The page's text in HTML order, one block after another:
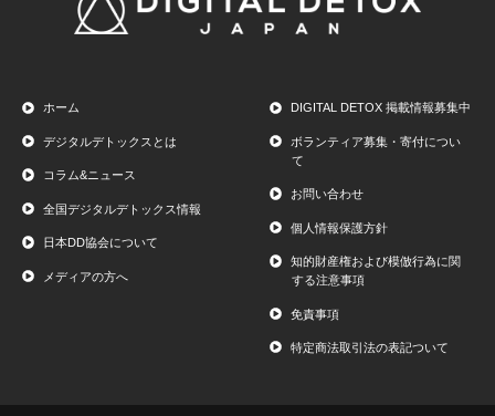
ホーム
デジタルデトックスとは
コラム&ニュース
全国デジタルデトックス情報
日本DD協会について
メディアの方へ
DIGITAL DETOX 掲載情報募集中
ボランティア募集・寄付につい
て
お問い合わせ
個人情報保護方針
知的財産権および模倣行為に関
する注意事項
免責事項
特定商法取引法の表記ついて